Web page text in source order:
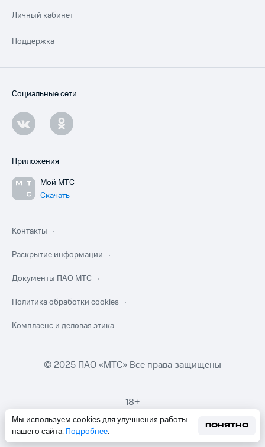
Мы используем cookies для улучшения работы
нашего сайта. Подробнее.
ПОНЯТНО
Личный кабинет
Поддержка
Социальные сети
Приложения
Мой МТС
Скачать
Контакты
Раскрытие информации
Документы ПАО МТС
Политика обработки cookies
Комплаенс и деловая этика
© 2025 ПАО «МТС» Все права защищены
18+